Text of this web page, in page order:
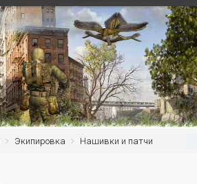
Экипировка Нашивки и патчи